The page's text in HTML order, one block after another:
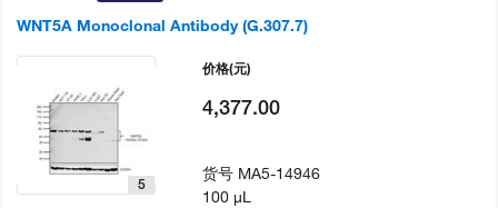
WNT5A Monoclonal Antibody (G.307.7)
5
价格(元)
4,377.00
货号 MA5-14946
100 µL